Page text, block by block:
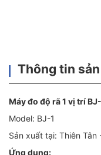
Thông tin
Máy đo độ rã 1 vị trí
Model: BJ-1
Sản xuất tại: Thiên
Ứng dụng: